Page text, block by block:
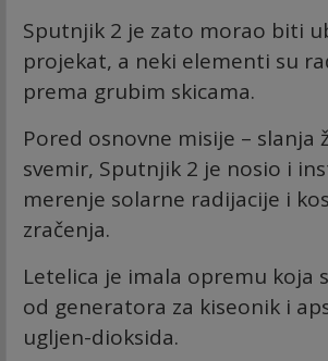
Sputnjik 2 je zato morao biti
projekat, a neki elementi su
prema grubim skicama.
Pored osnovne misije – slanja
svemir, Sputnjik 2 je nosio i
merenje solarne radijacije i
zračenja.
Letelica je imala opremu koja
od generatora za kiseonik i
ugljen-dioksida.